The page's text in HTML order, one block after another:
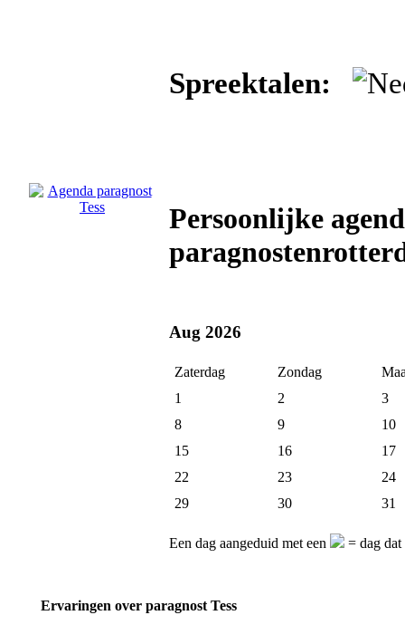
Spreektalen:
Persoonlijke
Aug 2026
Zaterdag Zondag
1
2
3
8
9
10
15
16
17
22
23
24
29
30 31
Een dag aangeduid met een = dag dat
Ervaringen over paragnost Tess